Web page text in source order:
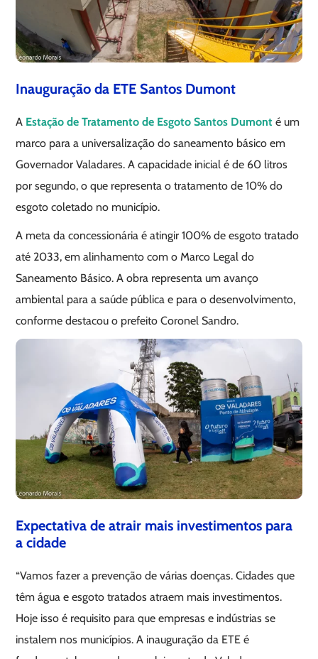
Inauguração da ETE Santos Dumont
A Estação de Tratamento de Esgoto Santos Dumont é um
marco para a universalização do saneamento básico em
Governador Valadares. A capacidade inicial é de 60 litros
por segundo, o que representa o tratamento de 10% do
esgoto coletado no município.
A meta da concessionária é atingir 100% de esgoto tratado
até 2033, em alinhamento com o Marco Legal do
Saneamento Básico. A obra representa um avanço
ambiental para a saúde pública e para o desenvolvimento,
conforme destacou o prefeito Coronel Sandro.
Expectativa de atrair mais investimentos para
a cidade
“Vamos fazer a prevenção de várias doenças. Cidades que
têm água e esgoto tratados atraem mais investimentos.
Hoje isso é requisito para que empresas e indústrias se
instalem nos municípios. A inauguração da ETE é